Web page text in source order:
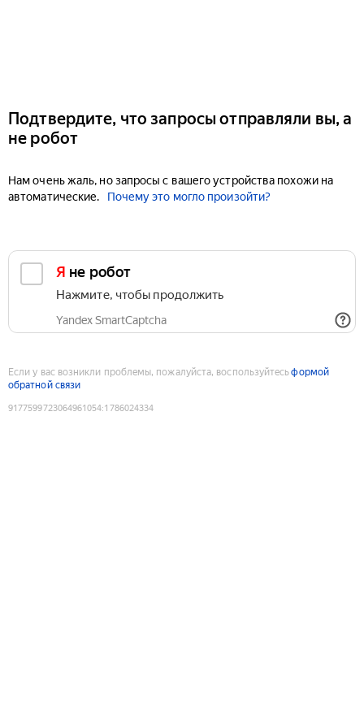
Подтвердите, что запросы отправляли вы, а
не робот
Нам очень жаль, но запросы с вашего устройства похожи на
автоматические.
Почему это могло произойти?
Я не робот
Нажмите, чтобы продолжить
Yandex SmartCaptcha
Если у вас возникли проблемы, пожалуйста, воспользуйтесьформой
обратной связи
9177599723064961054:1786024334